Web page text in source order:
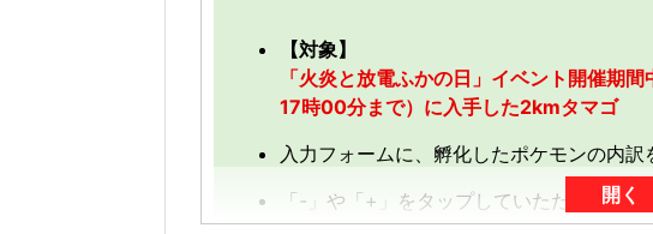
【対象】
「火炎と放電ふかの日」イベント開催期
17時00分まで）に入手した2kmタマゴ
入力フォームに、孵化したポケモンの内訳
「-」や「+」をタップしていただくと、数
開く